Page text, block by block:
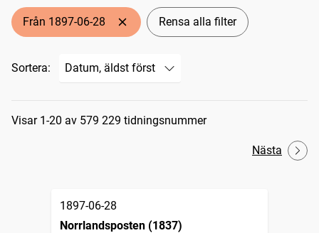
Från 1897-06-28 Rensa alla filter
Sortera:
Sökresultat
Visar 1-20 av 579 229 tidningsnummer
Nästa
1897-06-28
Norrlandsposten (1837)